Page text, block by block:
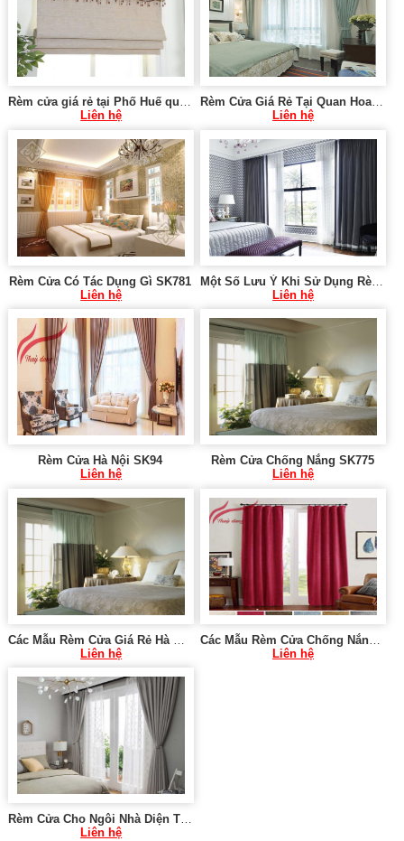
Rèm cửa giá rẻ tại Phố Huế quận Hai Bà Trưng Hà Nội 0975 765 295 SK141
Liên hệ
Rèm Cửa Giá Rẻ Tại Quan Hoa - Cầu Giấy - Hà Nội 0975 765 295 SK1146
Liên hệ
Rèm Cửa Có Tác Dụng Gì SK781
Liên hệ
Một Số Lưu Ý Khi Sử Dụng Rèm Cửa SK792
Liên hệ
Rèm Cửa Hà Nội SK94
Liên hệ
Rèm Cửa Chống Nắng SK775
Liên hệ
Liên hệ
Các Mẫu Rèm Cửa Chống Nắng Tại Hà Nội SK774
Liên hệ
Rèm Cửa Cho Ngôi Nhà Diện Tích Nhỏ Hà Nội SK895
Liên hệ